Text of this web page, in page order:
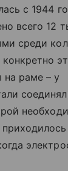
с 1944
всего 12
среди
раме – у